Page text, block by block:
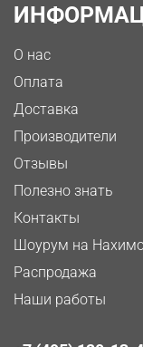
О нас
Оплата
Доставка
Производители
Отзывы
Полезно знать
Контакты
Шоурум на
Распродажа
Наши работы